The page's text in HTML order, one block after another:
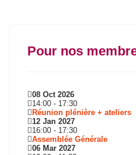
Pour nos
08 Oct 2026
14:00 - 17:30
Réunion plénière + ateliers
12 Jan 2027
16:00 - 17:30
Assemblée Générale
06 Mar 2027